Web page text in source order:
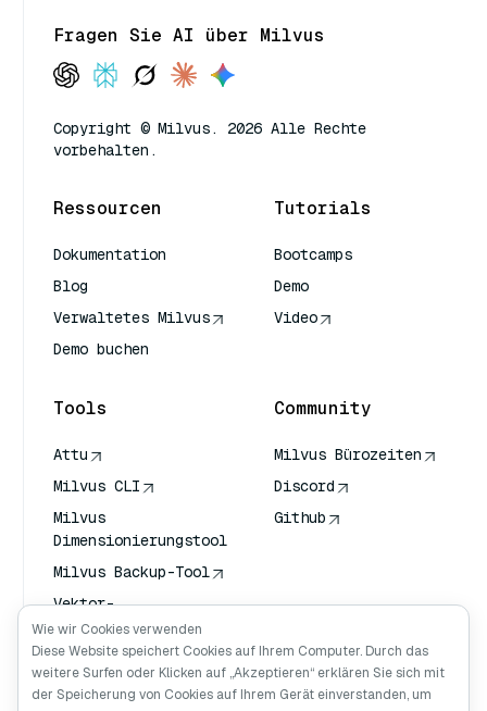
Fragen Sie AI über Milvus
Copyright © Milvus. 2026 Alle Rechte
vorbehalten.
Ressourcen
Dokumentation
Blog
Verwaltetes Milvus
Demo buchen
Tutorials
Bootcamps
Demo
Video
Tools
Attu
Milvus CLI
Milvus
Dimensionierungstool
Milvus Backup-Tool
Vektor-
Transportdienst
(VTS)
Deep Searcher
Community
Milvus Bürozeiten
Discord
Github
Wie wir Cookies verwenden
Diese Website speichert Cookies auf Ihrem Computer. Durch das
weitere Surfen oder Klicken auf „Akzeptieren“ erklären Sie sich mit
der Speicherung von Cookies auf Ihrem Gerät einverstanden, um